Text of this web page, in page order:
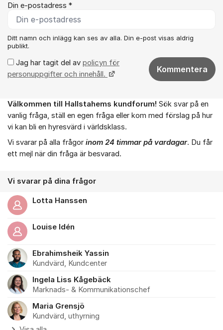
Din e-postadress *
Ditt namn och inlägg kan ses av alla. Din e-post visas aldrig
publikt.
Jag har tagit del av policyn för
personuppgifter och innehåll.
Kommentera
Om forumet
Välkommen till Hallstahems kundforum! Sök svar på en
vanlig fråga, ställ en egen fråga eller kom med förslag på hur
vi kan bli en hyresvärd i världsklass.
Vi svarar på alla frågor inom 24 timmar på vardagar. Du får
ett mejl när din fråga är besvarad.
Vi svarar på dina frågor
Lotta Hanssen
Louise Idén
Ebrahimsheik Yassin
Kundvärd, Kundcenter
Ingela Liss Kågebäck
Marknads- & Kommunikationschef
Maria Grensjö
Kundvärd, uthyrning